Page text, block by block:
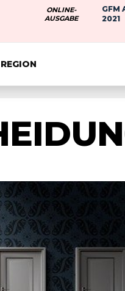
ONLINE-
AUSGABE
GFM
2021
REGION